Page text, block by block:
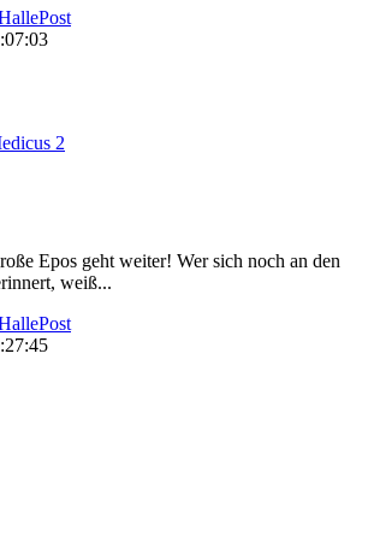
Epos geht weiter! Wer sich noch an den
weiß...